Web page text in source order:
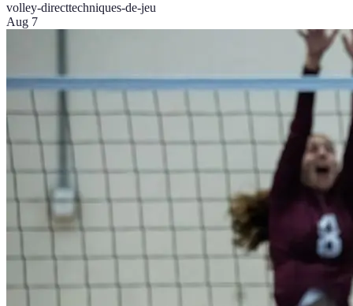
volley-directtechniques-de-jeu
Aug 7